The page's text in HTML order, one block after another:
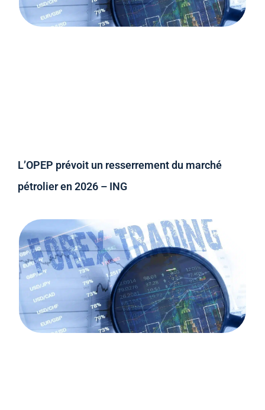
L’OPEP prévoit un resserrement du marché
pétrolier en 2026 – ING